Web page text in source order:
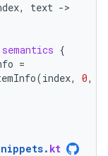
, text -
semantics {
=
(index, 0,
. kt